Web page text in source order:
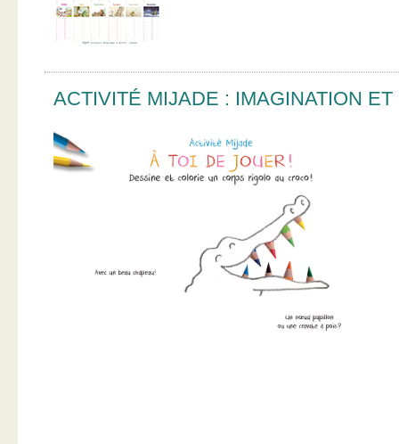
ACTIVITÉ MIJADE : IMAGINATION